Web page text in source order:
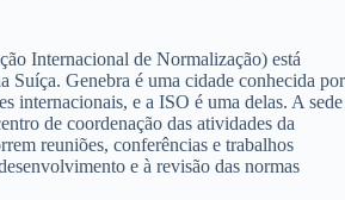
Internacional de Normalização) está
Suíça. Genebra é uma cidade conhecida por
internacionais, e a ISO é uma delas. A sede
de coordenação das atividades da
reuniões, conferências e trabalhos
e à revisão das normas